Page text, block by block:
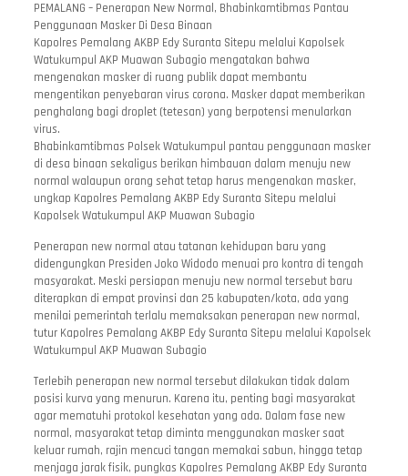
PEMALANG – Penerapan New Normal, Bhabinkamtibmas Pantau
Penggunaan Masker Di Desa Binaan
Kapolres Pemalang AKBP Edy Suranta Sitepu melalui Kapolsek
Watukumpul AKP Muawan Subagio mengatakan bahwa
mengenakan masker di ruang publik dapat membantu
mengentikan penyebaran virus corona. Masker dapat memberikan
penghalang bagi droplet (tetesan) yang berpotensi menularkan
virus.
Bhabinkamtibmas Polsek Watukumpul pantau penggunaan masker
di desa binaan sekaligus berikan himbauan dalam menuju new
normal walaupun orang sehat tetap harus mengenakan masker,
ungkap Kapolres Pemalang AKBP Edy Suranta Sitepu melalui
Kapolsek Watukumpul AKP Muawan Subagio
Penerapan new normal atau tatanan kehidupan baru yang
didengungkan Presiden Joko Widodo menuai pro kontra di tengah
masyarakat. Meski persiapan menuju new normal tersebut baru
diterapkan di empat provinsi dan 25 kabupaten/kota, ada yang
menilai pemerintah terlalu memaksakan penerapan new normal,
tutur Kapolres Pemalang AKBP Edy Suranta Sitepu melalui Kapolsek
Watukumpul AKP Muawan Subagio
Terlebih penerapan new normal tersebut dilakukan tidak dalam
posisi kurva yang menurun. Karena itu, penting bagi masyarakat
agar mematuhi protokol kesehatan yang ada. Dalam fase new
normal, masyarakat tetap diminta menggunakan masker saat
keluar rumah, rajin mencuci tangan memakai sabun, hingga tetap
menjaga jarak fisik, pungkas Kapolres Pemalang AKBP Edy Suranta